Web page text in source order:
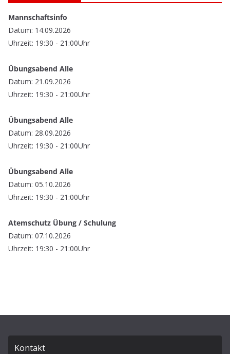
Mannschaftsinfo
Datum: 14.09.2026
Uhrzeit: 19:30 - 21:00Uhr
Übungsabend Alle
Datum: 21.09.2026
Uhrzeit: 19:30 - 21:00Uhr
Übungsabend Alle
Datum: 28.09.2026
Uhrzeit: 19:30 - 21:00Uhr
Übungsabend Alle
Datum: 05.10.2026
Uhrzeit: 19:30 - 21:00Uhr
Atemschutz Übung / Schulung
Datum: 07.10.2026
Uhrzeit: 19:30 - 21:00Uhr
Kontakt